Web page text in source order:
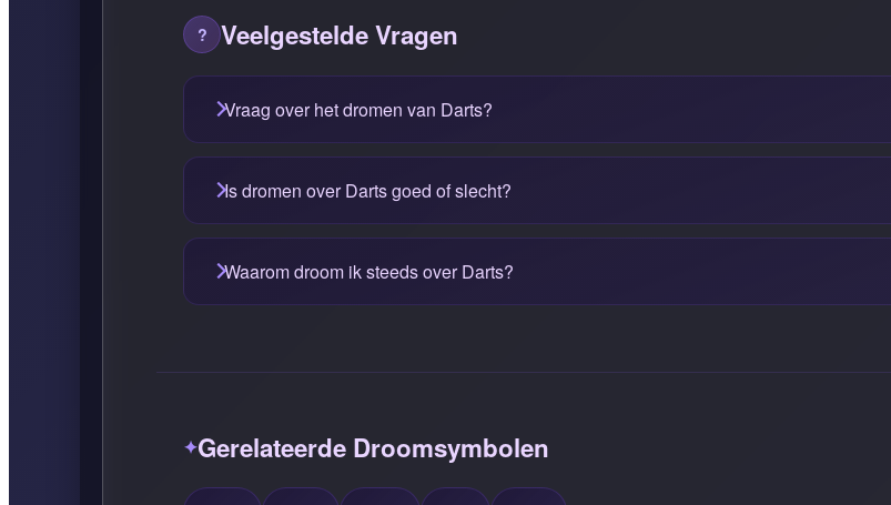
Veelgestelde Vragen
Vraag over het dromen van Darts?
Is dromen over Darts goed of slecht?
Waarom droom ik steeds over Darts?
Gerelateerde Droomsymbolen